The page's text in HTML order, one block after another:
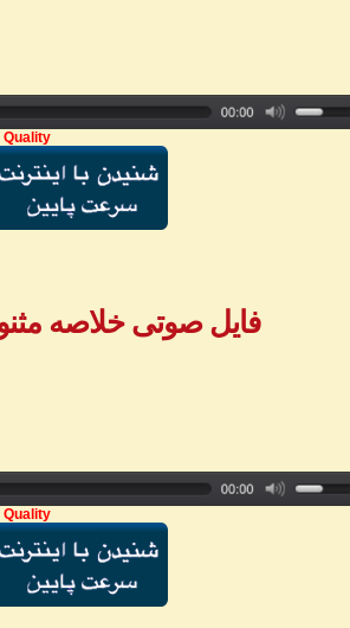
Quality
فایل صوتی خلاصه مثنوی -
Quality